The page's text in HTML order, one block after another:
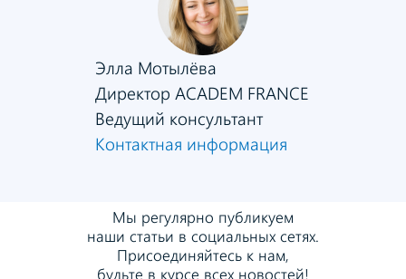
Элла Мотылёва
Директор ACADEM FRANCE
Ведущий консультант
Контактная информация
Мы регулярно публикуем
наши статьи в социальных сетях.
Присоединяйтесь к нам,
будьте в курсе всех новостей!